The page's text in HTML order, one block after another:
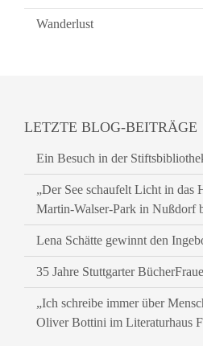
Wanderlust
LETZTE BLOG-BEITRÄGE
Ein Besuch in der
„Der See schaufelt Licht in das
Martin-Walser-Park in Nußdorf
Lena Schätte gewinnt den
35 Jahre Stuttgarter
„Ich schreibe immer über
Oliver Bottini im Literaturhaus